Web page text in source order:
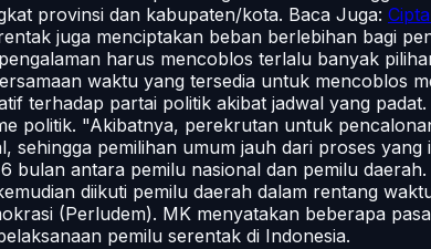
provinsi dan kabupaten/kota. Baca Juga:
juga menciptakan beban berlebihan bagi
harus mencoblos terlalu banyak
waktu yang tersedia untuk mencoblos
terhadap partai politik akibat jadwal yang
politik. "Akibatnya, perekrutan untuk
sehingga pemilihan umum jauh dari proses
bulan antara pemilu nasional dan pemilu
diikuti pemilu daerah dalam rentang
(Perludem). MK menyatakan beberapa
pemilu serentak di Indonesia.